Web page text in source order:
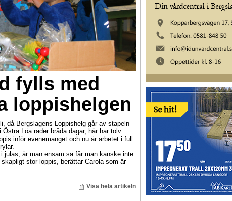
fylls med
loppishelgen
då Bergslagens Loppishelg går av stapeln
Löa råder bråda dagar, här har tolv
inför evenemanget och nu är arbetet i full
julas, är man ensam så får man kanske inte
stor loppis, berättar Carola som är
Visa hela artikeln